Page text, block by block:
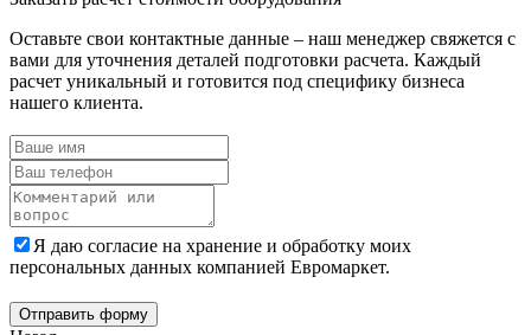
Оставьте свои контактные данные – наш менеджер свяжется с
вами для уточнения деталей подготовки расчета. Каждый
расчет уникальный и готовится под специфику бизнеса
нашего клиента.
Я даю согласие на хранение и обработку моих
персональных данных компанией Евромаркет.
Отправить форму